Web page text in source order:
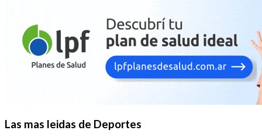
Las mas leidas de Deportes